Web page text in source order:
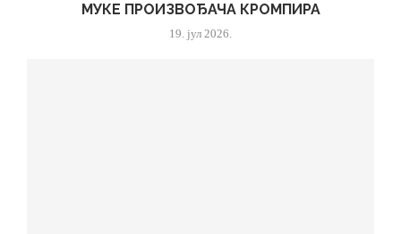
МУКЕ ПРОИЗВОЂАЧА КРОМПИРА
19. јул 2026.